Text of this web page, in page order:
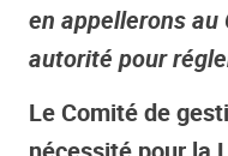
en appellerons
autorité pour
Le Comité de